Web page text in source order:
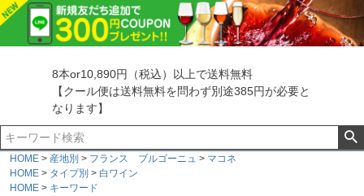
8本or10,890円（税込）以上で送料無料
【クール便は送料無料を問わず別途385円が必要と
なります】
HOME 産地別 フランス ブルゴーニュ
マコネ
HOME
タイプ別
白ワイン
HOME
キーワード